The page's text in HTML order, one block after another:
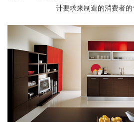
计要求来制造的消费者的